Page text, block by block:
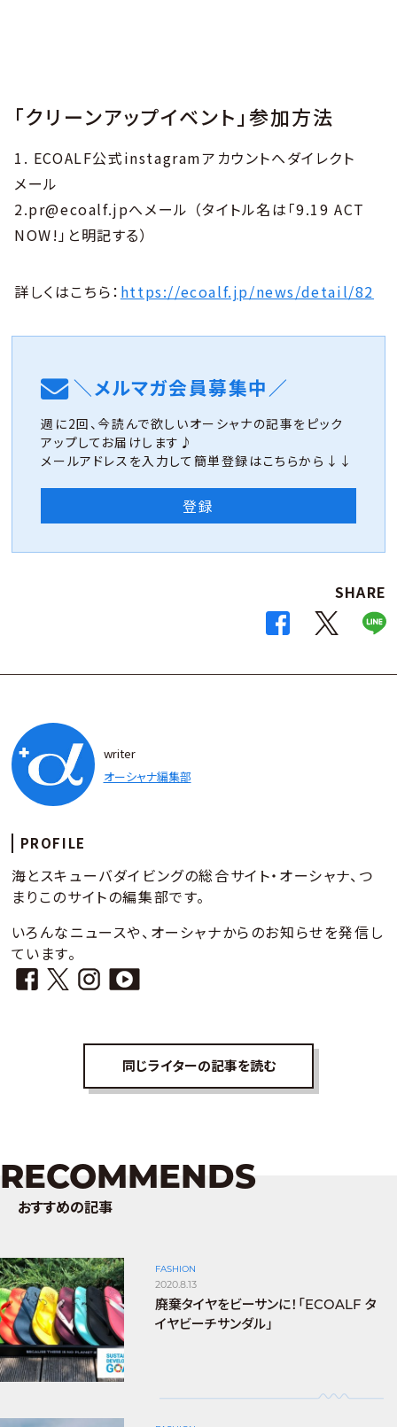
「クリーンアップイベント」参加方法
1. ECOALF公式instagramアカウントへダイレクト
メール
2.pr@ecoalf.jpへメール （タイトル名は「9.19 ACT
NOW!」と明記する）
詳しくはこちら： https://ecoalf.jp/news/detail/82
＼メルマガ会員募集中／
週に2回、今読んで欲しいオーシャナの記事をピック
アップしてお届けします♪
メールアドレスを入力して簡単登録はこちらから↓↓
登録
SHARE
writer
オーシャナ編集部
PROFILE
海とスキューバダイビングの総合サイト・オーシャナ、つ
まりこのサイトの編集部です。
いろんなニュースや、オーシャナからのお知らせを発信し
ています。
同じライターの記事を読む
RECOMMENDS
おすすめの記事
FASHION
2020.8.13
廃棄タイヤをビーサンに！「ECOALF タ
イヤビーチサンダル」